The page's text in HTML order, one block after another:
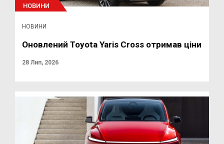
НОВИНИ
НОВИНИ
Оновлений Toyota Yaris Cross отримав ціни
28 Лип, 2026